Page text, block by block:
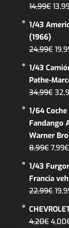
14,99€ El
1/43
(1966)
24,99€ El
era:
1/43
Pathe-
34,99€ El
era:
1/64
Fandango
Warner
8,99€ El
era:
7,99€
1/43
Francia
22,99€ El
4,20€ El
4,00